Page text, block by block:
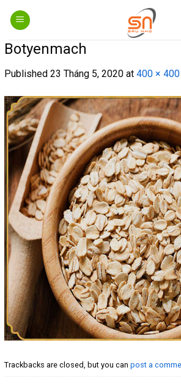
content
Botyenmach
Published 23 Tháng 5, 2020 at 400 × 400
Trackbacks are closed, but you can post a